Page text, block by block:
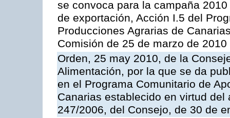
se convoca para la campaña
de exportación, Acción I.5 del
Producciones Agrarias de
Comisión de 25 de marzo de 2010
Orden, 25 may 2010, de la
Alimentación, por la que se da
en el Programa Comunitario de
Canarias establecido en virtud del
247/2006, del Consejo, de 30 de